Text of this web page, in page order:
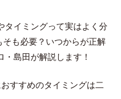
タイミングって実はよく分
も必要？いつからが正解
島田が解説します！
すすめのタイミングは二